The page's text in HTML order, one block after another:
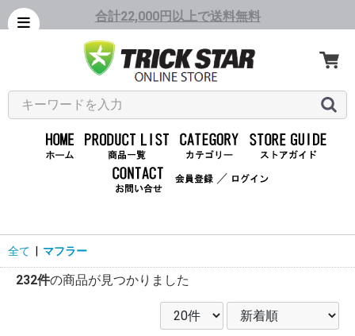
合計22,000円以上で送料無料
／
全て マフラー
232件の商品が見つかりました